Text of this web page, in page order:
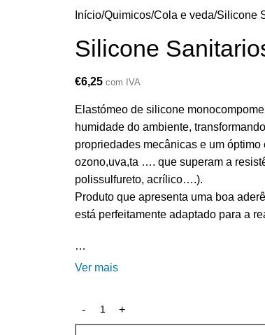
Início Quimicos Cola e veda Silicone
Silicone
€6,25 com IVA
Elastómeo de silicone
humidade do ambiente,
propriedades mecânicas e um
ozono,uva,ta …. que superam a
polissulfureto, acrílico….).
Produto que apresenta uma boa
está perfeitamente adaptado para a
…
Ver mais